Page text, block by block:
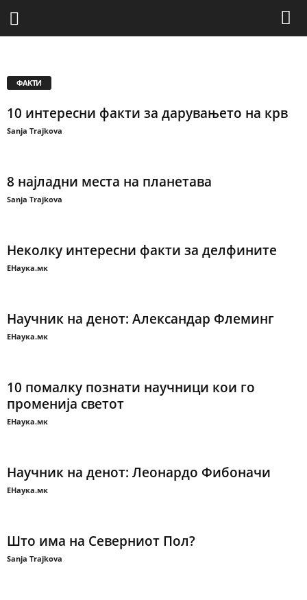
ФАКТИ
10 интересни факти за дарувањето на крв
Sanja Trajkova
8 најладни места на планетава
Sanja Trajkova
Неколку интересни факти за делфините
ЕНаука.мк
Научник на денот: Александар Флеминг
ЕНаука.мк
10 помалку познати научници кои го
променија светот
ЕНаука.мк
Научник на денот: Леонардо Фибоначи
ЕНаука.мк
Што има на Северниот Пол?
Sanja Trajkova